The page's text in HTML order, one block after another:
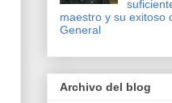
maestro y su exitoso
General
Archivo del blog